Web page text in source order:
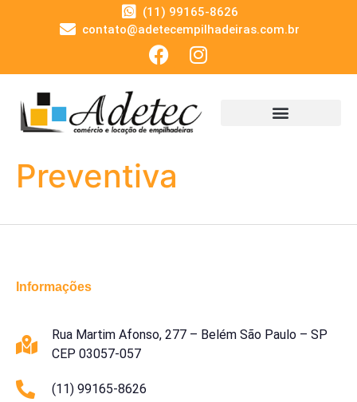
(11) 99165-8626
contato@adetecempilhadeiras.com.br
Preventiva
Informações
Rua Martim Afonso, 277 – Belém São Paulo – SP
CEP 03057-057
(11) 99165-8626